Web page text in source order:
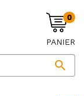

0
PANIER